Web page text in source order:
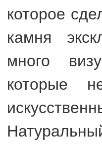
которое
камня
много
которые